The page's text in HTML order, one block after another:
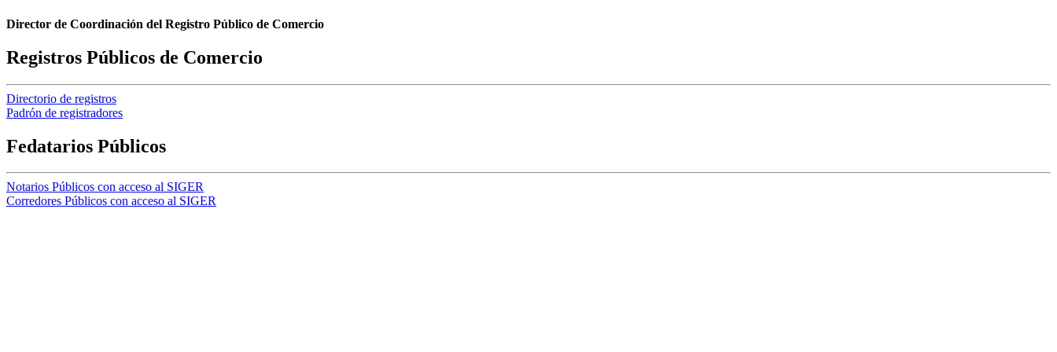
Director de Coordinación del Registro Público de Comercio
Registros Públicos de Comercio
Directorio de registros
Padrón de registradores
Fedatarios Públicos
Notarios Públicos con acceso al SIGER
Corredores Públicos con acceso al SIGER